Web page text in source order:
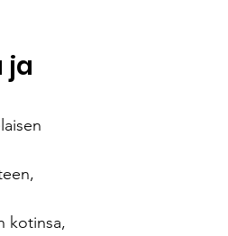
ja
kotinsa,